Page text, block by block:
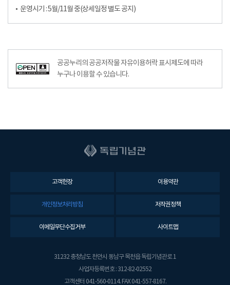
운영시기 : 5월/11월 중(상세일정 별도 공지)
공공누리의 공공저작물 자유이용허락 표시제도에 따라
누구나 이용할 수 있습니다.
고객헌장 이용약관
개인정보처리방침 저작권정책
이메일무단수집거부 사이트맵
31232 충청남도 천안시 동남구 목천읍 독립기념관로 1
사업자등록번호 : 312-82-02552
고객센터 041-560-0114. FAX 041-557-8167.